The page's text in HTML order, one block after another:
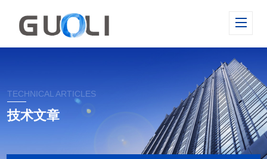
TECHNICAL ARTICLES
技术文章